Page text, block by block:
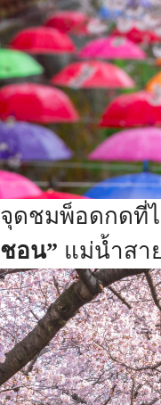
จุดชมพ็อดกดที่
ชอน” แม่น้ำสา